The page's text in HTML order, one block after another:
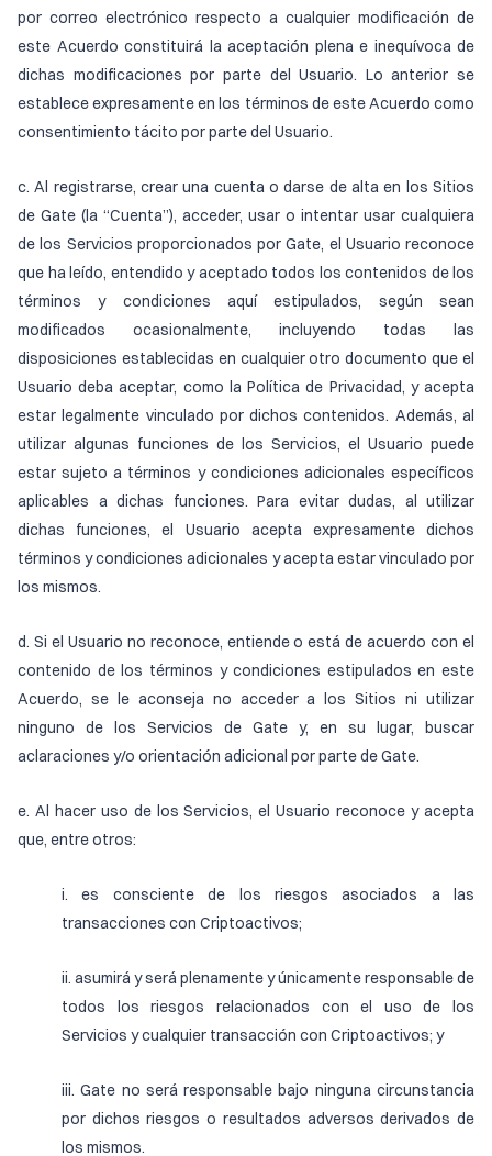
por correo electrónico respecto a cualquier modificación de
este Acuerdo constituirá la aceptación plena e inequívoca de
dichas modificaciones por parte del Usuario. Lo anterior se
establece expresamente en los términos de este Acuerdo como
consentimiento tácito por parte del Usuario.
c. Al registrarse, crear una cuenta o darse de alta en los Sitios
de Gate (la “Cuenta”), acceder, usar o intentar usar cualquiera
de los Servicios proporcionados por Gate, el Usuario reconoce
que ha leído, entendido y aceptado todos los contenidos de los
términos y condiciones aquí estipulados, según sean
modificados ocasionalmente, incluyendo todas las
disposiciones establecidas en cualquier otro documento que el
Usuario deba aceptar, como la Política de Privacidad, y acepta
estar legalmente vinculado por dichos contenidos. Además, al
utilizar algunas funciones de los Servicios, el Usuario puede
estar sujeto a términos y condiciones adicionales específicos
aplicables a dichas funciones. Para evitar dudas, al utilizar
dichas funciones, el Usuario acepta expresamente dichos
términos y condiciones adicionales y acepta estar vinculado por
los mismos.
d. Si el Usuario no reconoce, entiende o está de acuerdo con el
contenido de los términos y condiciones estipulados en este
Acuerdo, se le aconseja no acceder a los Sitios ni utilizar
ninguno de los Servicios de Gate y, en su lugar, buscar
aclaraciones y/o orientación adicional por parte de Gate.
e. Al hacer uso de los Servicios, el Usuario reconoce y acepta
que, entre otros:
i. es consciente de los riesgos asociados a las
transacciones con Criptoactivos;
ii. asumirá y será plenamente y únicamente responsable de
todos los riesgos relacionados con el uso de los
Servicios y cualquier transacción con Criptoactivos; y
iii. Gate no será responsable bajo ninguna circunstancia
por dichos riesgos o resultados adversos derivados de
los mismos.